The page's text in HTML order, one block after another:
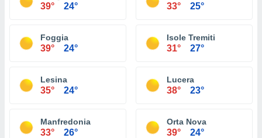
39° 24° 33° 25°
Foggia
39° 24°
Isole Tremiti
31° 27°
Lesina
35° 24°
Lucera
38° 23°
Manfredonia
33° 26°
Orta Nova
39° 24°